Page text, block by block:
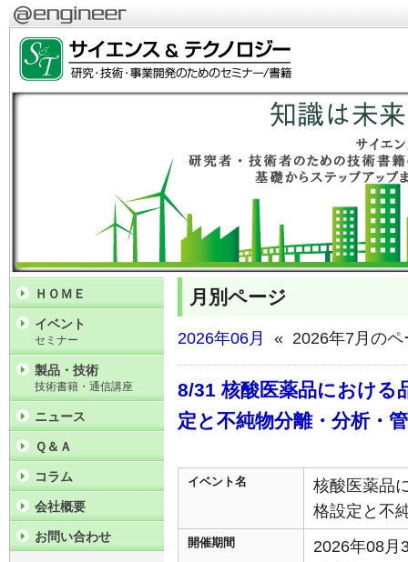
月別ページ
2026年06月 « 2026年7月の
8/31 核酸医薬品における
定と不純物分離・分析・
イベント名
核酸医薬品
格設定と不
開催期間
2026年08月
ＨＯＭＥ
イベント
セミナー
製品・技術
技術書籍・通信講座
ニュース
Ｑ＆Ａ
コラム
会社概要
お問い合わせ